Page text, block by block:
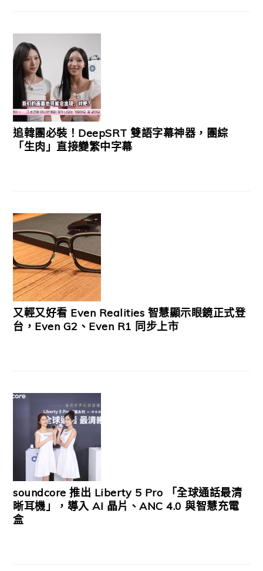
追韓團必裝！DeepSRT 雙語字幕神器，團綜
「生肉」直接變繁中字幕
又輕又好看 Even Realities 智慧顯示眼鏡正式登
台，Even G2、Even R1 同步上市
soundcore 推出 Liberty 5 Pro 「全球通話最清
晰耳機」，導入 AI 晶片、ANC 4.0 與智慧充電
盒